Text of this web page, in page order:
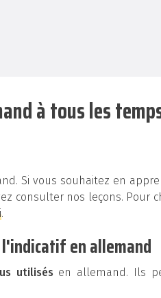
à tous les
Si vous souhaitez en
consulter nos leçons. Pour
.
en allemand
utilisés en allemand. Ils